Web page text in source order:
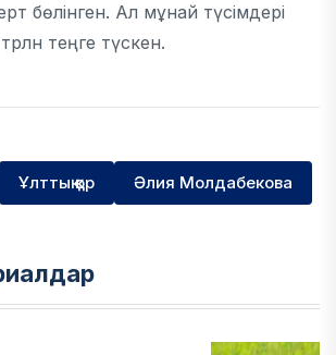
бөлінген. Ал мұнай түсімдері
трлн теңге түскен.
Ұлттық қор Әлия Молдабекова